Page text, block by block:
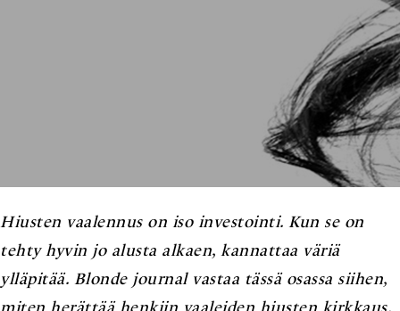
Hiusten vaalennus on iso investointi. Kun se on
tehty hyvin jo alusta alkaen, kannattaa väriä
ylläpitää. Blonde journal vastaa tässä osassa siihen,